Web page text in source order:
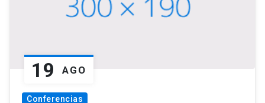
19 AGO
Conferencias